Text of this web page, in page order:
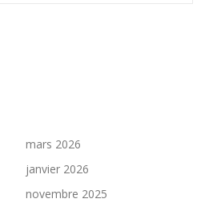
mars 2026
janvier 2026
novembre 2025